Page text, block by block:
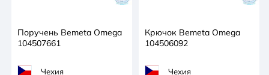
Поручень Bemeta Omega
104507661
Чехия
Крючок Bemeta Omega
104506092
Чехия